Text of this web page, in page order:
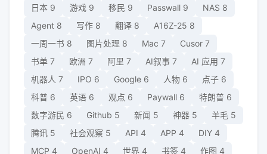
日本 9 游戏 9 移民 9 Passwall 9 NAS 8
Agent 8 写作 8 翻译 8 A16Z-25 8
一周一书 8 图片处理 8 Mac 7 Cusor 7
书单 7 欧洲 7 阿里 7 AI叙事 7 AI 应用 7
机器人 7 IPO 6 Google 6 人物 6 点子 6
科普 6 英语 6 观点 6 Paywall 6 特朗普 6
数字游民 6 Github 5 新闻 5 神器 5 羊毛 5
腾讯 5 社会观察 5 API 4 APP 4 DIY 4
MCP 4 OpenAI 4 世界 4 书签 4 作图 4